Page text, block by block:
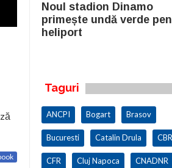
Noul stadion Dinamo
primește undă verde
heliport
Taguri
ANCPI Bogart Brasov
Bucuresti Catalin Drula
CFR Cluj Napoca CNADNR